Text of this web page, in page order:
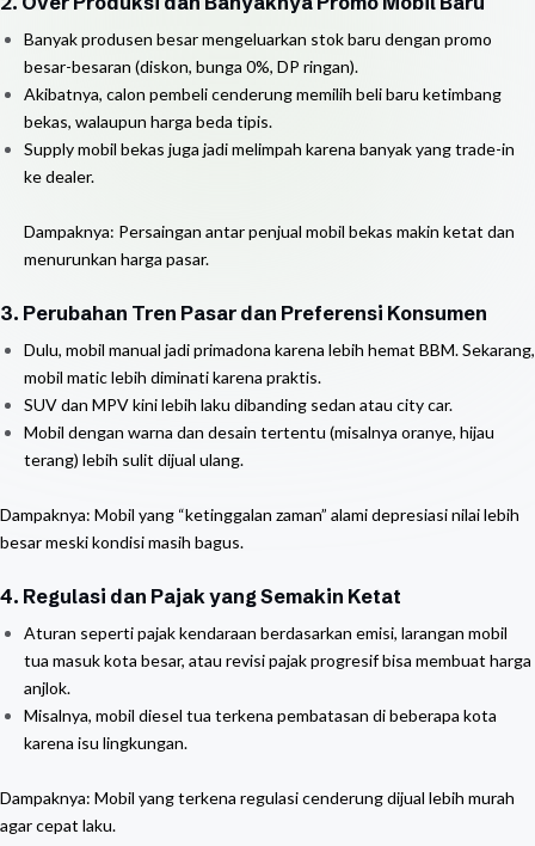
Banyak produsen besar mengeluarkan stok baru dengan promo
besar-besaran (diskon, bunga 0%, DP ringan).
Akibatnya, calon pembeli cenderung memilih beli baru ketimbang
bekas, walaupun harga beda tipis.
Supply mobil bekas juga jadi melimpah karena banyak yang trade-in
ke dealer.
Dampaknya: Persaingan antar penjual mobil bekas makin ketat dan
menurunkan harga pasar.
3. Perubahan Tren Pasar dan Preferensi Konsumen
Dulu, mobil manual jadi primadona karena lebih hemat BBM. Sekarang,
mobil matic lebih diminati karena praktis.
SUV dan MPV kini lebih laku dibanding sedan atau city car.
Mobil dengan warna dan desain tertentu (misalnya oranye, hijau
terang) lebih sulit dijual ulang.
Dampaknya: Mobil yang “ketinggalan zaman” alami depresiasi nilai lebih
besar meski kondisi masih bagus.
4. Regulasi dan Pajak yang Semakin Ketat
Aturan seperti pajak kendaraan berdasarkan emisi, larangan mobil
tua masuk kota besar, atau revisi pajak progresif bisa membuat harga
anjlok.
Misalnya, mobil diesel tua terkena pembatasan di beberapa kota
karena isu lingkungan.
Dampaknya: Mobil yang terkena regulasi cenderung dijual lebih murah
agar cepat laku.